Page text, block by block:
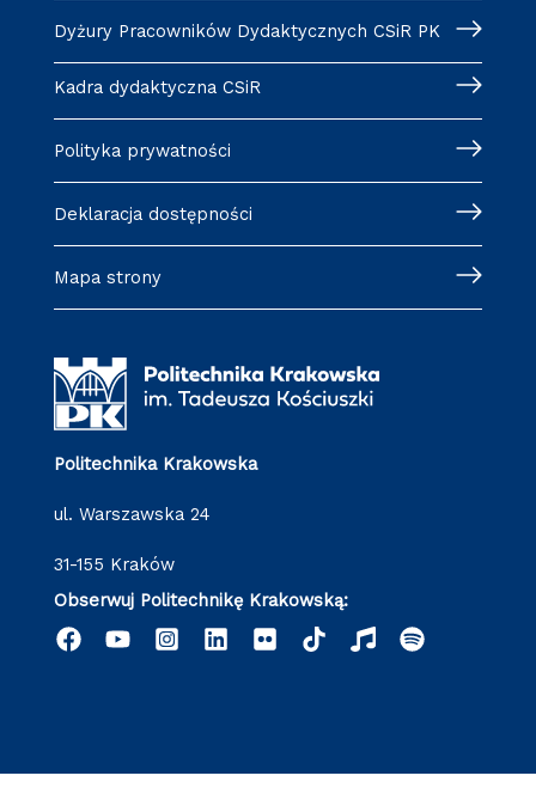
Dyżury Pracowników Dydaktycznych CSiR PK
Kadra dydaktyczna CSiR
Polityka prywatności
Deklaracja dostępności
Mapa strony
Politechnika Krakowska
ul. Warszawska 24
31-155 Kraków
Obserwuj Politechnikę Krakowską: